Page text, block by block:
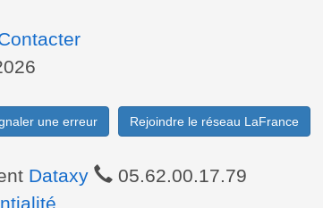
une erreur Rejoindre le réseau LaFrance
Dataxy
05.62.00.17.79